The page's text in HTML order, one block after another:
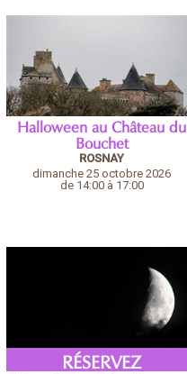
Halloween au Château du
Bouchet
ROSNAY
dimanche 25 octobre 2026
de 14:00 à 17:00
RÉSERVEZ